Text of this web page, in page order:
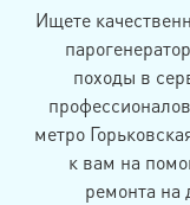
Ищете
походы в
метро
к вам на
ремонта на